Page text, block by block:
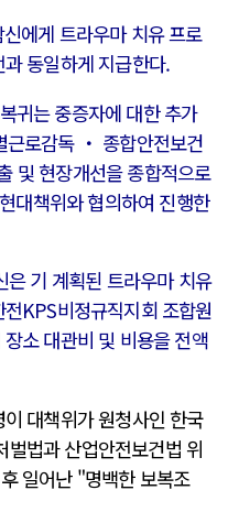
에게 트라우마 치유 프로
동일하게 지급한다.
귀는 중증자에 대한 추가
로감독 ‧ 종합안전보건
및 현장개선을 종합적으로
대책위와 협의하여 진행한
기 계획된 트라우마 치유
KPS비정규직지회 조합원
소 대관비 및 비용을 전액
대책위가 원청사인 한국
법과 산업안전보건법 위
일어난 "명백한 보복조